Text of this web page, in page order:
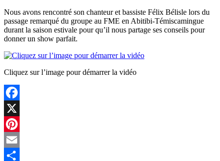
Nous avons rencontré son chanteur et bassiste Félix Bélisle lors du
passage remarqué du groupe au FME en Abitibi-Témiscamingue
durant la saison estivale pour qu’il nous partage ses conseils pour
donner un show parfait.
Cliquez sur l’image pour démarrer la vidéo
Facebook
X
Pinterest
Email